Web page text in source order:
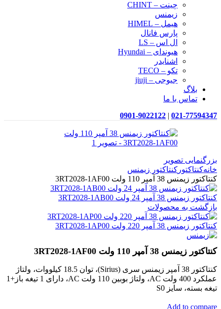
چینت – CHINT
زیمنس
هیمل – HIMEL
پارس فانال
ال اس – LS
هیوندای – Hyundai
اشنایدر
تکو – TECO
جیوجی – jiuji
بلاگ
تماس با ما
021-77594347
|
0901-9022122
بزرگنمایی تصویر
خانهکنتاکتور کنتاکتور زیمنس
کنتاکتور زیمنس 38 آمپر 110 ولت 3RT2028-1AF00
کنتاکتور زیمنس 38 آمپر 24 ولت 3RT2028-1AB00
بازگشت به محصولات
کنتاکتور زیمنس 38 آمپر 220 ولت 3RT2028-1AP00
کنتاکتور زیمنس 38 آمپر 110 ولت 3RT2028-1AF00
کنتاکتور 38 آمپر زیمنس سری (Sirius)، توان 18.5 کیلووات، ولتاژ
عملکرد 400 ولت AC، ولتاژ بوبین 110 ولت AC، دارای 1 تیغه باز+1
تیغه بسته، سایز S0
Add to compare